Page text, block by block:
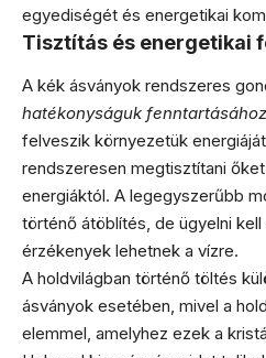
egyediségét és energetikai
Tisztítás és energetikai
A kék ásványok rendszeres
hatékonyságuk fenntartásához
felveszik környezetük
rendszeresen megtisztítani
energiáktól. A legegyszerűbb
történő átöblítés, de ügyelni
érzékenyek lehetnek a vízre.
A holdvilágban történő töltés
ásványok esetében, mivel a
elemmel, amelyhez ezek a